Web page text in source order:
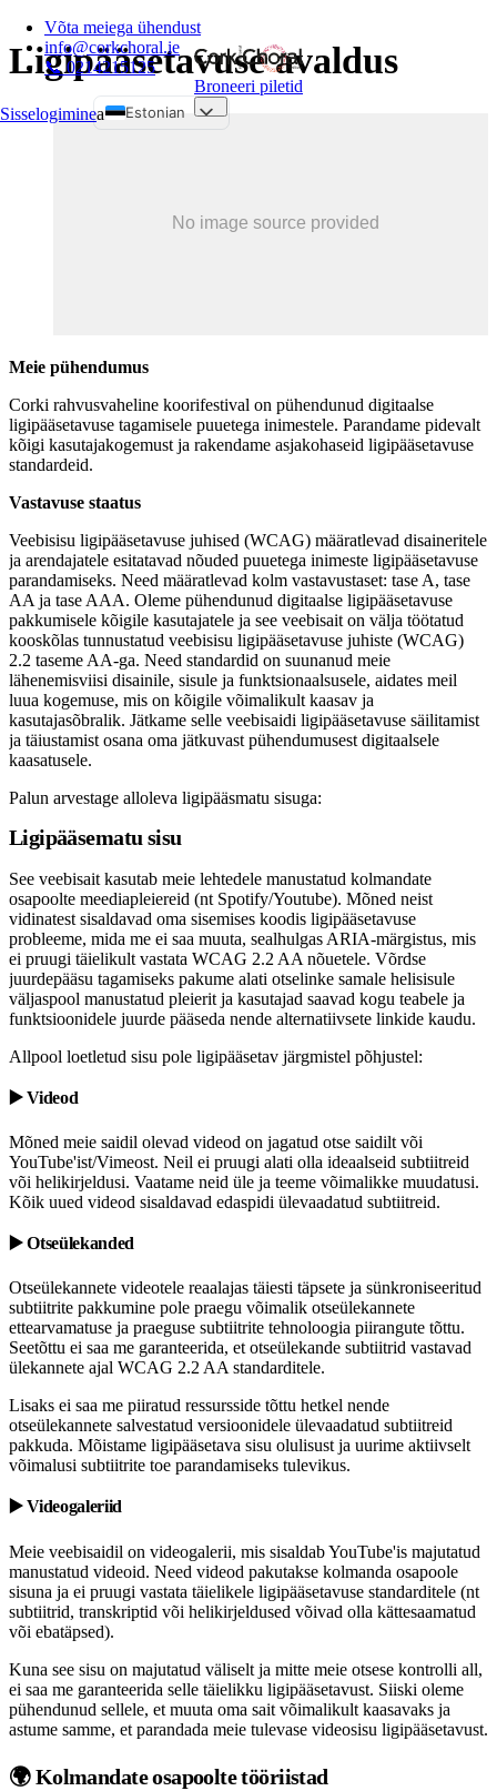
Võta meiega ühendust
info@corkchoral.ie
📞 0214215125
Sisselogiminea
Estonian
French
Hungarian
Italian
Broneeri piletid
Ligipääsetavuse avaldus
Meie pühendumus
Corki rahvusvaheline koorifestival on pühendunud digitaalse
ligipääsetavuse tagamisele puuetega inimestele. Parandame pidevalt
kõigi kasutajakogemust ja rakendame asjakohaseid ligipääsetavuse
standardeid.
Vastavuse staatus
Veebisisu ligipääsetavuse juhised (WCAG) määratlevad disaineritele
ja arendajatele esitatavad nõuded puuetega inimeste ligipääsetavuse
parandamiseks. Need määratlevad kolm vastavustaset: tase A, tase
AA ja tase AAA. Oleme pühendunud digitaalse ligipääsetavuse
pakkumisele kõigile kasutajatele ja see veebisait on välja töötatud
kooskõlas tunnustatud veebisisu ligipääsetavuse juhiste (WCAG)
2.2 taseme AA-ga. Need standardid on suunanud meie
lähenemisviisi disainile, sisule ja funktsionaalsusele, aidates meil
luua kogemuse, mis on kõigile võimalikult kaasav ja
kasutajasõbralik. Jätkame selle veebisaidi ligipääsetavuse säilitamist
ja täiustamist osana oma jätkuvast pühendumusest digitaalsele
kaasatusele.
Palun arvestage alloleva ligipääsmatu sisuga:
Ligipääsematu sisu
See veebisait kasutab meie lehtedele manustatud kolmandate
osapoolte meediapleiereid (nt Spotify/Youtube). Mõned neist
vidinatest sisaldavad oma sisemises koodis ligipääsetavuse
probleeme, mida me ei saa muuta, sealhulgas ARIA-märgistus, mis
ei pruugi täielikult vastata WCAG 2.2 AA nõuetele. Võrdse
juurdepääsu tagamiseks pakume alati otselinke samale helisisule
väljaspool manustatud pleierit ja kasutajad saavad kogu teabele ja
funktsioonidele juurde pääseda nende alternatiivsete linkide kaudu.
Allpool loetletud sisu pole ligipääsetav järgmistel põhjustel:
▶️ Videod
Mõned meie saidil olevad videod on jagatud otse saidilt või
YouTube'ist/Vimeost. Neil ei pruugi alati olla ideaalseid subtiitreid
või helikirjeldusi. Vaatame neid üle ja teeme võimalikke muudatusi.
Kõik uued videod sisaldavad edaspidi ülevaadatud subtiitreid.
▶️ Otseülekanded
Otseülekannete videotele reaalajas täiesti täpsete ja sünkroniseeritud
subtiitrite pakkumine pole praegu võimalik otseülekannete
ettearvamatuse ja praeguse subtiitrite tehnoloogia piirangute tõttu.
Seetõttu ei saa me garanteerida, et otseülekande subtiitrid vastavad
ülekannete ajal WCAG 2.2 AA standarditele.
Lisaks ei saa me piiratud ressursside tõttu hetkel nende
otseülekannete salvestatud versioonidele ülevaadatud subtiitreid
pakkuda. Mõistame ligipääsetava sisu olulisust ja uurime aktiivselt
võimalusi subtiitrite toe parandamiseks tulevikus.
▶️ Videogaleriid
Meie veebisaidil on videogalerii, mis sisaldab YouTube'is majutatud
manustatud videoid. Need videod pakutakse kolmanda osapoole
sisuna ja ei pruugi vastata täielikele ligipääsetavuse standarditele (nt
subtiitrid, transkriptid või helikirjeldused võivad olla kättesaamatud
või ebatäpsed).
Kuna see sisu on majutatud väliselt ja mitte meie otsese kontrolli all,
ei saa me garanteerida selle täielikku ligipääsetavust. Siiski oleme
pühendunud sellele, et muuta oma sait võimalikult kaasavaks ja
astume samme, et parandada meie tulevase videosisu ligipääsetavust.
🌍 Kolmandate osapoolte tööriistad